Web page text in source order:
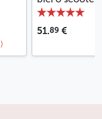
e artisti
La Fabrika e
51.89 €